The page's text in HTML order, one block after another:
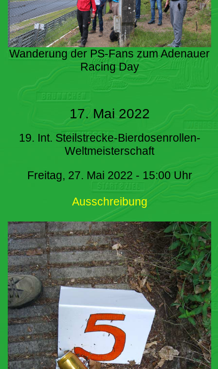
Wanderung der PS-Fans zum Adenauer
Racing Day
17. Mai 2022
19. Int. Steilstrecke-Bierdosenrollen-
Weltmeisterschaft
Freitag, 27. Mai 2022 - 15:00 Uhr
Ausschreibung